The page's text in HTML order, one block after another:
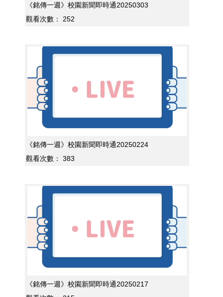
《銘傳一週》校園新聞即時通20250303
觀看次數：
252
《銘傳一週》校園新聞即時通20250224
觀看次數：
383
《銘傳一週》校園新聞即時通20250217